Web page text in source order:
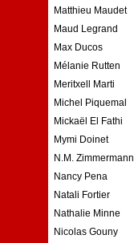
Matthieu Maudet
Maud Legrand
Max Ducos
Mélanie Rutten
Meritxell Marti
Michel Piquemal
Mickaël El Fathi
Mymi Doinet
N.M. Zimmermann
Nancy Pena
Natali Fortier
Nathalie Minne
Nicolas Gouny